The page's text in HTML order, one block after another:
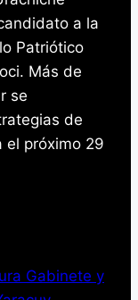
a la
Patriótico
Más de
se
de
el próximo 29